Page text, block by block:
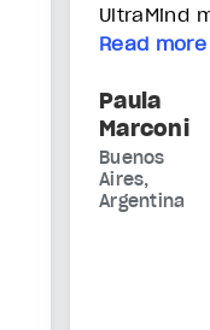
UltraMind
Read more
Paula
Marconi
Buenos
Aires,
Argentina